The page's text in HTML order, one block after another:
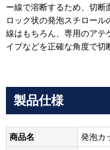
ー線で溶断するため、切
ロック状の発泡スチロール
線はもちろん、専用のアテ
イプなどを正確な角度で切
製品仕様
商品名
発泡カ